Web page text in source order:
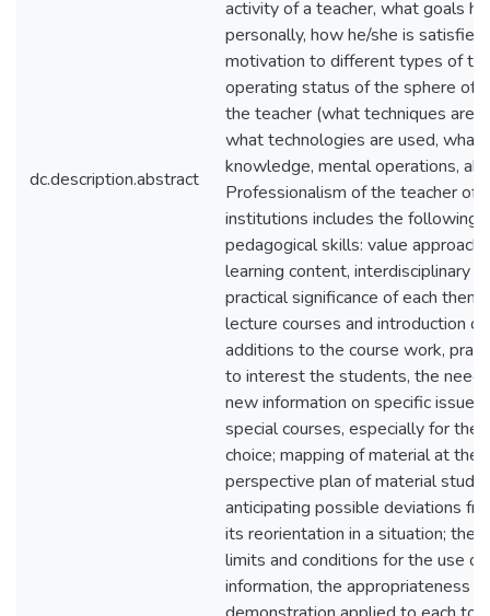
dc.description.abstract
activity of a teacher, what goals
personally, how he/she is
motivation to different types of
operating status of the sphere of
the teacher (what techniques are
what technologies are used, what
knowledge, mental operations,
Professionalism of the teacher of
institutions includes the following
pedagogical skills: value
learning content, interdisciplinary
practical significance of each
lecture courses and introduction
additions to the course work,
to interest the students, the need
new information on specific
special courses, especially for the
choice; mapping of material at the
perspective plan of material study
anticipating possible deviations
its reorientation in a situation; the
limits and conditions for the use of
information, the appropriateness